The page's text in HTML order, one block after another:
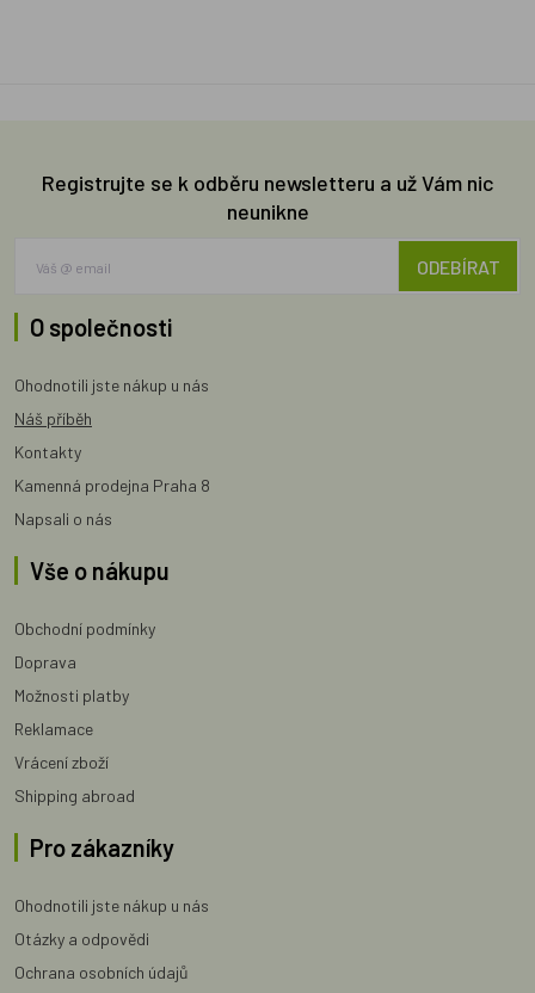
Registrujte se k odběru newsletteru a už Vám nic
neunikne
ODEBÍRAT
O společnosti
Ohodnotili jste nákup u nás
Náš příběh
Kontakty
Kamenná prodejna Praha 8
Napsali o nás
Vše o nákupu
Obchodní podmínky
Doprava
Možnosti platby
Reklamace
Vrácení zboží
Shipping abroad
Pro zákazníky
Ohodnotili jste nákup u nás
Otázky a odpovědi
Ochrana osobních údajů